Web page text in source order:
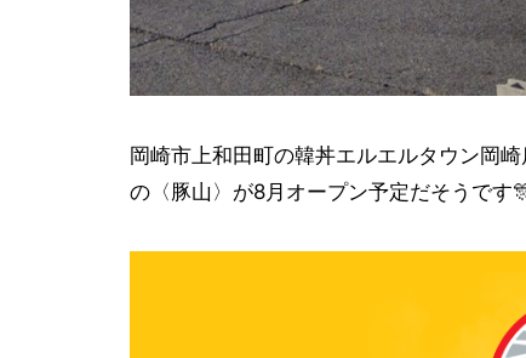
岡崎市上和田町の韓丼エルエルタウン岡
の〈豚山〉が8月オープン予定だそうです